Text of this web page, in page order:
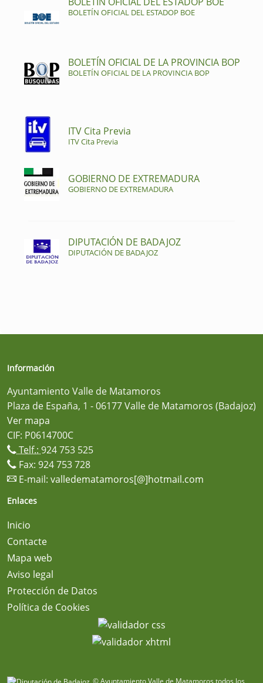
BOLETÍN OFICIAL DEL ESTADOP BOE
BOLETÍN OFICIAL DE LA PROVINCIA BOP
BOLETÍN OFICIAL DE LA PROVINCIA BOP
ITV Cita Previa
ITV Cita Previa
GOBIERNO DE EXTREMADURA
GOBIERNO DE EXTREMADURA
DIPUTACIÓN DE BADAJOZ
DIPUTACIÓN DE BADAJOZ
Información
Ayuntamiento Valle de Matamoros
Plaza de España, 1 - 06177 Valle de Matamoros (Badajoz)
Ver mapa
CIF: P0614700C
Telf.: 924 753 525
Fax: 924 753 728
E-mail: valledematamoros[@]hotmail.com
Enlaces
Inicio
Contacte
Mapa web
Aviso legal
Protección de Datos
Política de Cookies